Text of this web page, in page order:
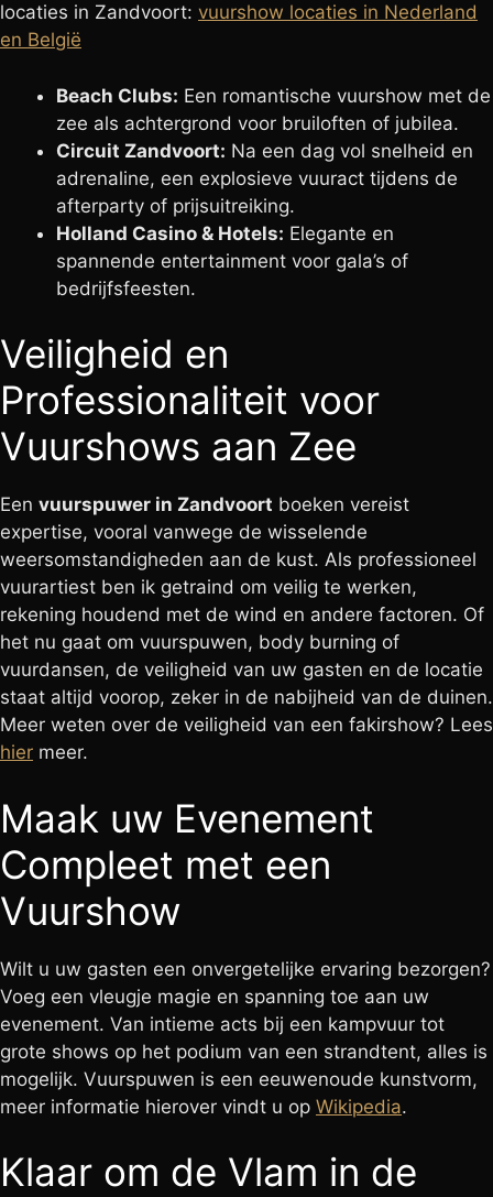
locaties in Zandvoort: vuurshow locaties in Nederland
en België
Beach Clubs: Een romantische vuurshow met de
zee als achtergrond voor bruiloften of jubilea.
Circuit Zandvoort: Na een dag vol snelheid en
adrenaline, een explosieve vuuract tijdens de
afterparty of prijsuitreiking.
Holland Casino & Hotels: Elegante en
spannende entertainment voor gala’s of
bedrijfsfeesten.
Veiligheid en
Professionaliteit voor
Vuurshows aan Zee
Een vuurspuwer in Zandvoort boeken vereist
expertise, vooral vanwege de wisselende
weersomstandigheden aan de kust. Als professioneel
vuurartiest ben ik getraind om veilig te werken,
rekening houdend met de wind en andere factoren. Of
het nu gaat om vuurspuwen, body burning of
vuurdansen, de veiligheid van uw gasten en de locatie
staat altijd voorop, zeker in de nabijheid van de duinen.
Meer weten over de veiligheid van een fakirshow? Lees
hier meer.
Maak uw Evenement
Compleet met een
Vuurshow
Wilt u uw gasten een onvergetelijke ervaring bezorgen?
Voeg een vleugje magie en spanning toe aan uw
evenement. Van intieme acts bij een kampvuur tot
grote shows op het podium van een strandtent, alles is
mogelijk. Vuurspuwen is een eeuwenoude kunstvorm,
meer informatie hierover vindt u op Wikipedia.
Klaar om de Vlam in de